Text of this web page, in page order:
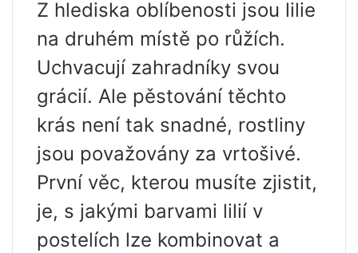
Z hlediska oblíbenosti jsou lilie
na druhém místě po růžích.
Uchvacují zahradníky svou
grácií. Ale pěstování těchto
krás není tak snadné, rostliny
jsou považovány za vrtošivé.
První věc, kterou musíte zjistit,
je, s jakými barvami lilií v
postelích lze kombinovat a